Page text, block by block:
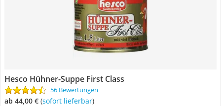
Hesco Hühner-Suppe First Class
56 Bewertungen
ab 44,00 € ( Sofort lieferbar)